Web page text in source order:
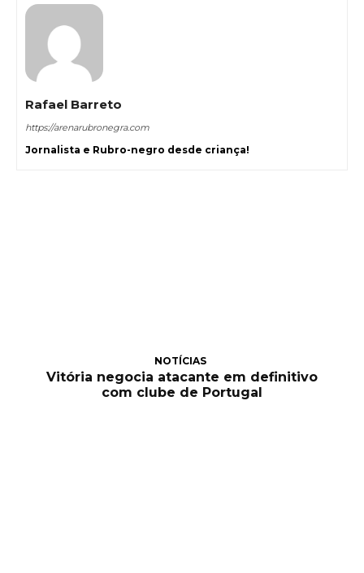
Rafael Barreto
https://arenarubronegra.com
Jornalista e Rubro-negro desde criança!
NOTÍCIAS
Vitória negocia atacante em definitivo
com clube de Portugal